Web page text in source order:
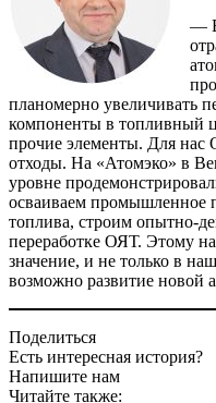
—
планомерно увеличивать
компоненты в топливный
прочие элементы. Для
отходы. На «Атомэко» в
уровне
осваиваем промышленное
топлива, строим опытно-
переработке ОЯТ. Этому
значение, и не только в
возможно развитие новой
Поделиться
Есть интересная история?
Напишите нам
Читайте также: